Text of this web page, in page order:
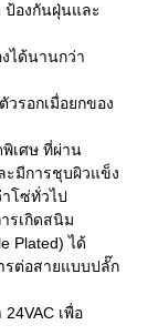
ป้องกันฝุ่นและ
ได้นานกว่า
รอกเมื่อยกของ
เศษ ที่ผ่าน
ะมีการชุบผิวแข็ง
โซ่ทั่วไป
รเกิดสนิม
Plated) ได้
รต่อสายแบบปลั๊ก
เพื่อ